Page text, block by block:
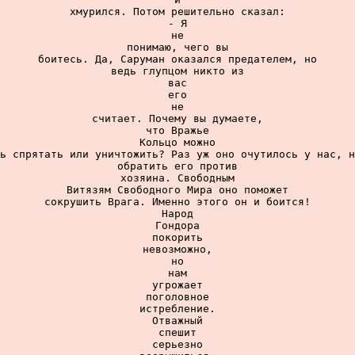
хмурился. Потом решительно сказал:
- Я
не
понимаю, чего вы
боитесь. Да, Саруман оказался предателем, но
ведь глупцом никто из
вас
его
не
считает. Почему вы думаете,
что Вражье
Кольцо можно
спрятать или уничтожить? Раз уж оно очутилось у нас,
обратить его против
хозяина. Свободным
Витязям Свободного Мира оно поможет
сокрушить Врага. Именно этого он и боится!
Народ
Гондора
покорить
невозможно,
но
нам
угрожает
поголовное
истребление.
Отважный
спешит
серьезно